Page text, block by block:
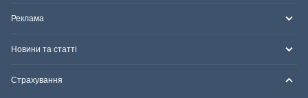
Реклама
Новини та статті
Страхування